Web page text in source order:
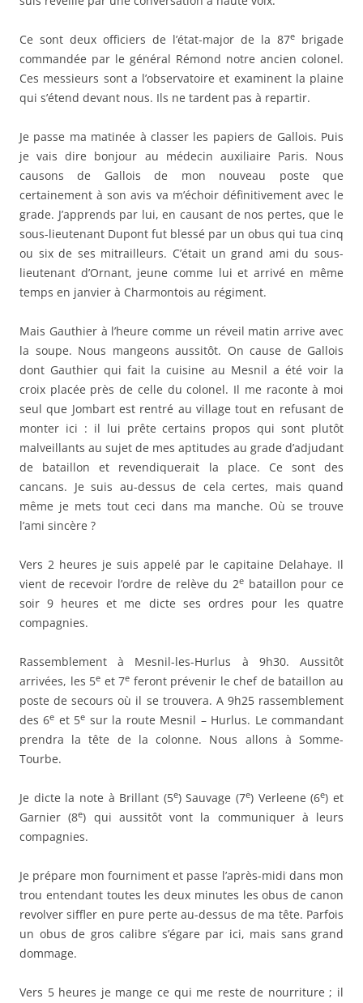
Ce sont deux officiers de l’état-major de la 87e
brigade
commandée par le général Rémond notre ancien colonel.
Ces messieurs sont a l’observatoire et examinent la plaine
qui s’étend devant nous. Ils ne tardent pas à repartir.
Je passe ma matinée à classer les papiers de Gallois. Puis
je vais dire bonjour au médecin auxiliaire Paris. Nous
causons de Gallois de mon nouveau poste que
certainement à son avis va m’échoir définitivement avec le
grade. J’apprends par lui, en causant de nos pertes, que le
sous-lieutenant Dupont fut blessé par un obus qui tua cinq
ou six de ses mitrailleurs. C’était un grand ami du sous-
lieutenant d’Ornant, jeune comme lui et arrivé en même
temps en janvier à Charmontois au régiment.
Mais Gauthier à l’heure comme un réveil matin arrive avec
la soupe. Nous mangeons aussitôt. On cause de Gallois
dont Gauthier qui fait la cuisine au Mesnil a été voir la
croix placée près de celle du colonel. Il me raconte à moi
seul que Jombart est rentré au village tout en refusant de
monter ici : il lui prête certains propos qui sont plutôt
malveillants au sujet de mes aptitudes au grade d’adjudant
de bataillon et revendiquerait la place. Ce sont des
cancans. Je suis au-dessus de cela certes, mais quand
même je mets tout ceci dans ma manche. Où se trouve
l’ami sincère ?
Vers 2 heures je suis appelé par le capitaine Delahaye. Il
vient de recevoir l’ordre de relève du 2ebataillon pour ce
soir 9 heures et me dicte ses ordres pour les quatre
compagnies.
Rassemblement à Mesnil-les-Hurlus à 9h30. Aussitôt
arrivées, les 5e et 7e feront prévenir le chef de bataillon au
poste de secours où il se trouvera. A 9h25 rassemblement
des 6e et 5e sur la route Mesnil – Hurlus. Le commandant
prendra la tête de la colonne. Nous allons à Somme-
Tourbe.
Je dicte la note à Brillant (5e) Sauvage (7e) Verleene (6e) et
Garnier (8e) qui aussitôt vont la communiquer à leurs
compagnies.
Je prépare mon fourniment et passe l’après-midi dans mon
trou entendant toutes les deux minutes les obus de canon
revolver siffler en pure perte au-dessus de ma tête. Parfois
un obus de gros calibre s’égare par ici, mais sans grand
dommage.
Vers 5 heures je mange ce qui me reste de nourriture ; il